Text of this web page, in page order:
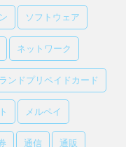
ソフトウェア
ネットワーク
ンドプリペイドカード
メルペイ
通信 通販